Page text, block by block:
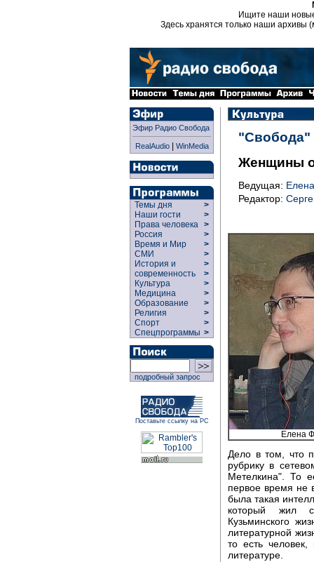
Ищите наши
Здесь хранятся только наши архивы
Эфир Радио Свобода
RealAudio| WinMedia
Темы дня
>
Наши гости
>
Права человека >
Россия
>
Время и Мир
>
СМИ
>
История и
современность
>
>
Культура
>
Медицина
>
Образование
>
Религия
>
Спорт
>
Спецпрограммы >
подробный запрос
Поставьте ссылку на РС
"Свобода"
Женщины
Ведущая:
Редактор:
Елена
Дело в том, что
рубрику в
Метелкина". То
первое время не
была такая
который жил
Кузьминского
литературной
то есть
литературе.